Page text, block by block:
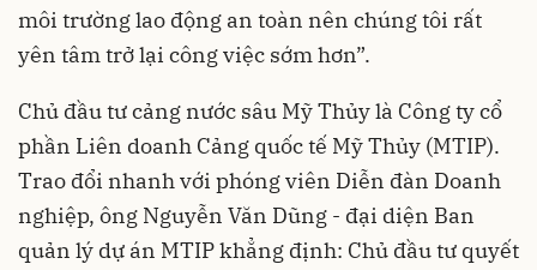
môi trường lao động an toàn nên chúng tôi rất
yên tâm trở lại công việc sớm hơn”.
Chủ đầu tư cảng nước sâu Mỹ Thủy là Công ty cổ
phần Liên doanh Cảng quốc tế Mỹ Thủy (MTIP).
Trao đổi nhanh với phóng viên Diễn đàn Doanh
nghiệp, ông Nguyễn Văn Dũng - đại diện Ban
quản lý dự án MTIP khẳng định: Chủ đầu tư quyết